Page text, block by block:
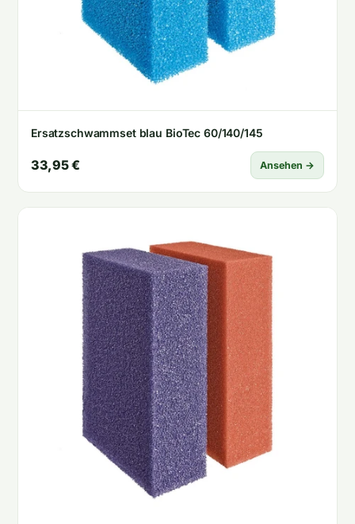
Ersatzschwammset blau BioTec 60/140/145
33,95 € Ansehen →